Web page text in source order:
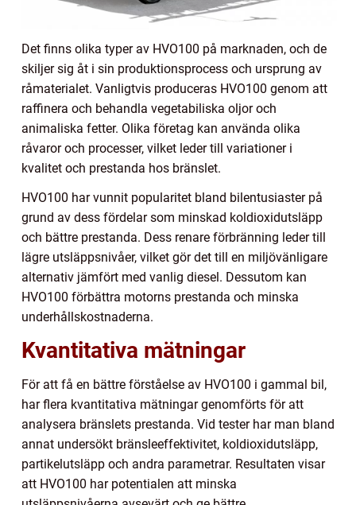
Det finns olika typer av HVO100 på marknaden, och de
skiljer sig åt i sin produktionsprocess och ursprung av
råmaterialet. Vanligtvis produceras HVO100 genom att
raffinera och behandla vegetabiliska oljor och
animaliska fetter. Olika företag kan använda olika
råvaror och processer, vilket leder till variationer i
kvalitet och prestanda hos bränslet.
HVO100 har vunnit popularitet bland bilentusiaster på
grund av dess fördelar som minskad koldioxidutsläpp
och bättre prestanda. Dess renare förbränning leder till
lägre utsläppsnivåer, vilket gör det till en miljövänligare
alternativ jämfört med vanlig diesel. Dessutom kan
HVO100 förbättra motorns prestanda och minska
underhållskostnaderna.
Kvantitativa mätningar
För att få en bättre förståelse av HVO100 i gammal bil,
har flera kvantitativa mätningar genomförts för att
analysera bränslets prestanda. Vid tester har man bland
annat undersökt bränsleeffektivitet, koldioxidutsläpp,
partikelutsläpp och andra parametrar. Resultaten visar
att HVO100 har potentialen att minska